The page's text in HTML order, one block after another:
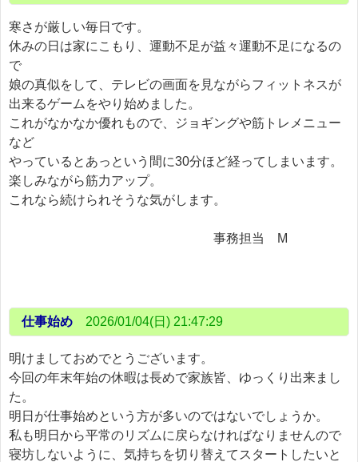
寒さが厳しい毎日です。
休みの日は家にこもり、運動不足が益々運動不足になるの
で
娘の真似をして、テレビの画面を見ながらフィットネスが
出来るゲームをやり始めました。
これがなかなか優れもので、ジョギングや筋トレメニュー
など
やっているとあっという間に30分ほど経ってしまいます。
楽しみながら筋力アップ。
これなら続けられそうな気がします。
事務担当 M
仕事始め 2026/01/04(日) 21:47:29
明けましておめでとうございます。
今回の年末年始の休暇は長めで家族皆、ゆっくり出来まし
た。
明日が仕事始めという方が多いのではないでしょうか。
私も明日から平常のリズムに戻らなければなりませんので
寝坊しないように、気持ちを切り替えてスタートしたいと